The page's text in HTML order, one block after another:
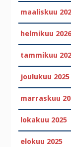
maaliskuu
helmikuu 2026
tammikuu
joulukuu 2025
marraskuu
lokakuu 2025
elokuu 2025